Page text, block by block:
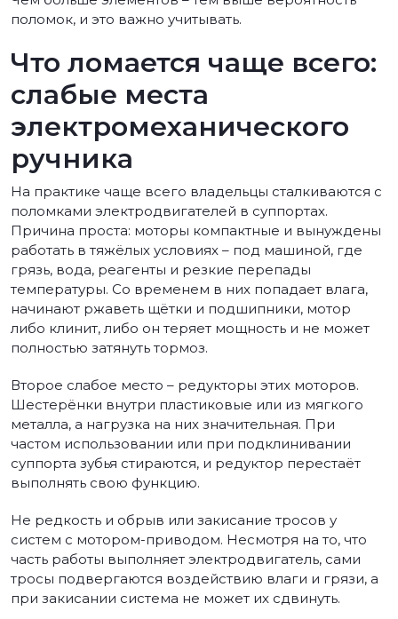
поломок, и это важно учитывать.
Что ломается чаще всего:
слабые места
электромеханического
ручника
На практике чаще всего владельцы сталкиваются с
поломками электродвигателей в суппортах.
Причина проста: моторы компактные и вынуждены
работать в тяжёлых условиях – под машиной, где
грязь, вода, реагенты и резкие перепады
температуры. Со временем в них попадает влага,
начинают ржаветь щётки и подшипники, мотор
либо клинит, либо он теряет мощность и не может
полностью затянуть тормоз.
Второе слабое место – редукторы этих моторов.
Шестерёнки внутри пластиковые или из мягкого
металла, а нагрузка на них значительная. При
частом использовании или при подклинивании
суппорта зубья стираются, и редуктор перестаёт
выполнять свою функцию.
Не редкость и обрыв или закисание тросов у
систем с мотором-приводом. Несмотря на то, что
часть работы выполняет электродвигатель, сами
тросы подвергаются воздействию влаги и грязи, а
при закисании система не может их сдвинуть.